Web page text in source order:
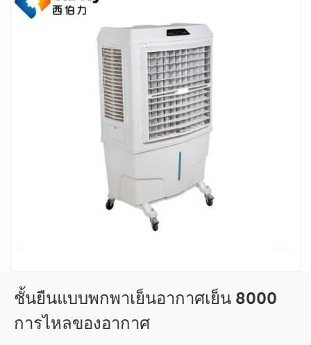
ชั้นยืนแบบพกพาเย็นอากาศเย็น 8000
การไหลของอากาศ